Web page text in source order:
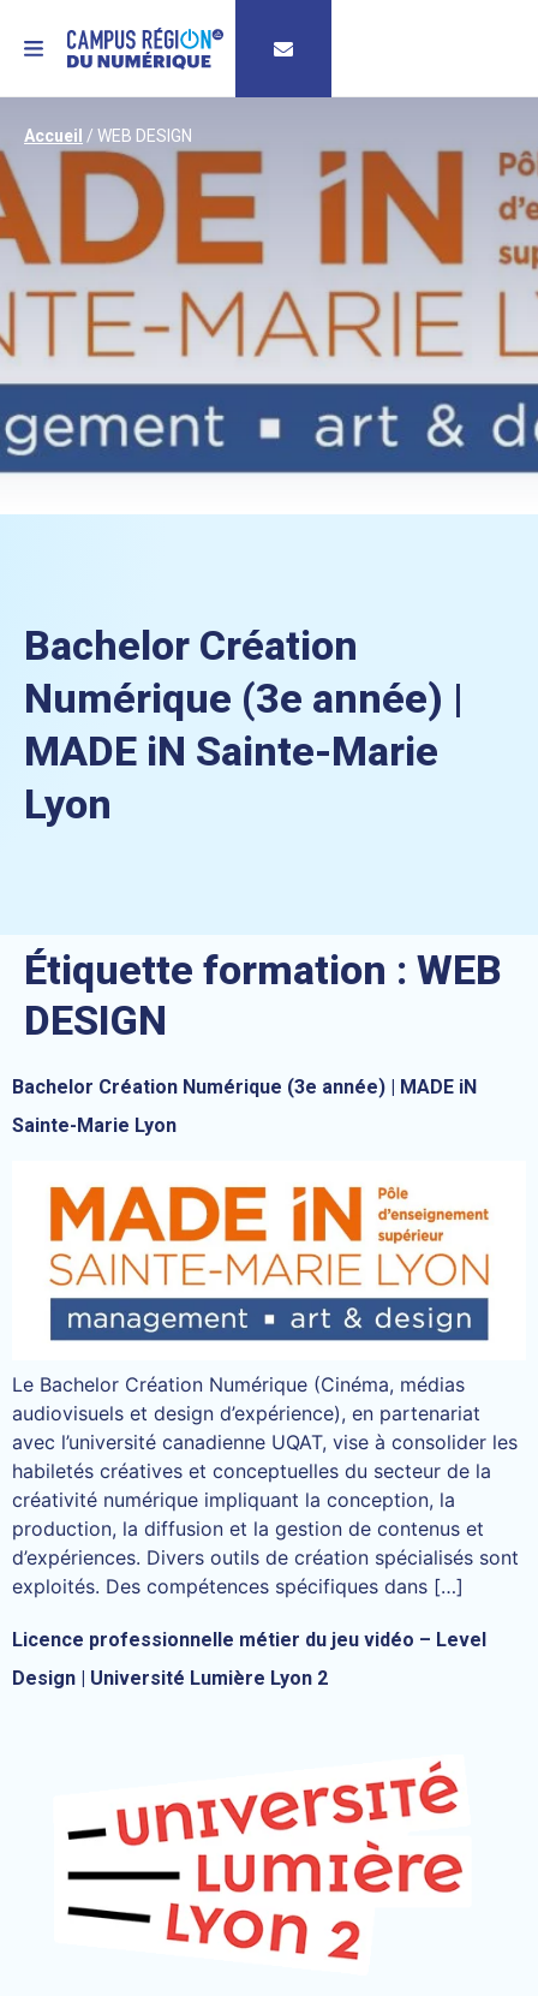
MENU
Accueil / WEB DESIGN
Bachelor Création
Numérique (3e année) |
MADE iN Sainte-Marie
Lyon
Étiquette formation : WEB
DESIGN
Bachelor Création Numérique (3e année) | MADE iN
Sainte-Marie Lyon
Le Bachelor Création Numérique (Cinéma, médias
audiovisuels et design d’expérience), en partenariat
avec l’université canadienne UQAT, vise à consolider les
habiletés créatives et conceptuelles du secteur de la
créativité numérique impliquant la conception, la
production, la diffusion et la gestion de contenus et
d’expériences. Divers outils de création spécialisés sont
exploités. Des compétences spécifiques dans […]
Licence professionnelle métier du jeu vidéo – Level
Design | Université Lumière Lyon 2